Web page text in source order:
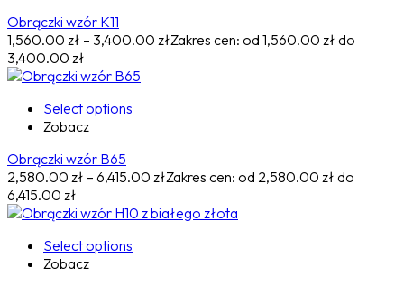
Obrączki wzór K11
1,560.00 zł – 3,400.00 złZakres cen: od 1,560.00 zł do
3,400.00 zł
Select options
Zobacz
Obrączki wzór B65
2,580.00 zł – 6,415.00 złZakres cen: od 2,580.00 zł do
6,415.00 zł
Select options
Zobacz